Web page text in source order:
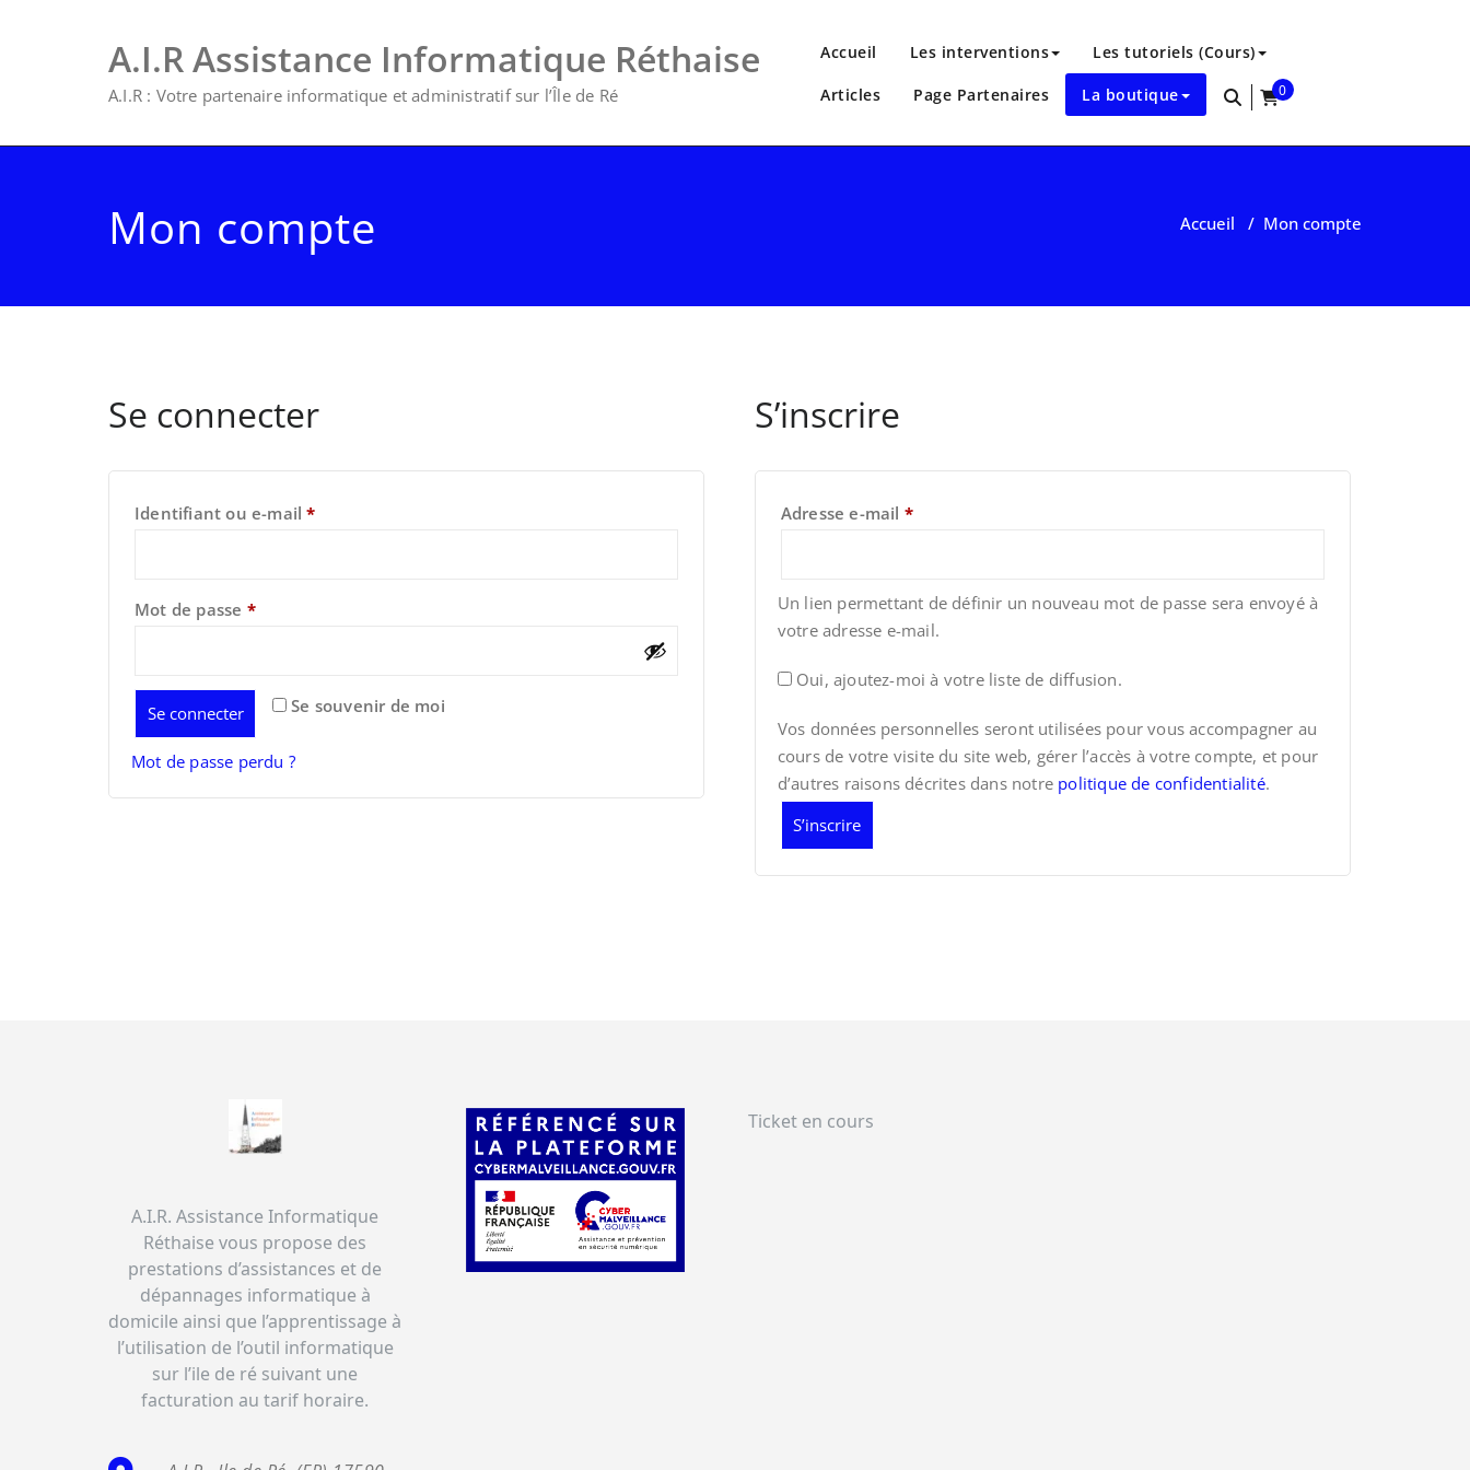
A.I.R Assistance Informatique Réthaise
A.I.R : Votre partenaire informatique et administratif sur l’Île de Ré
Accueil Les interventions Les tutoriels (Cours)
Articles Page Partenaires La boutique
0
items
Mon compte Accueil / Mon compte
Se connecter
Identifiant ou e-mail*Obligatoire
Mot de passe *Obligatoire
Se souvenir de moi
Se connecter
Mot de passe perdu ?
S’inscrire
Adresse e-mail *Obligatoire
Un lien permettant de définir un nouveau mot de passe sera envoyé à
votre adresse e-mail.
Oui, ajoutez-moi à votre liste de diffusion.
Vos données personnelles seront utilisées pour vous accompagner au
cours de votre visite du site web, gérer l’accès à votre compte, et pour
d’autres raisons décrites dans notre politique de confidentialité.
S’inscrire
A.I.R. Assistance Informatique
Réthaise vous propose des
prestations d’assistances et de
dépannages informatique à
domicile ainsi que l’apprentissage à
l’utilisation de l’outil informatique
sur l’ile de ré suivant une
facturation au tarif horaire.
Ticket en cours